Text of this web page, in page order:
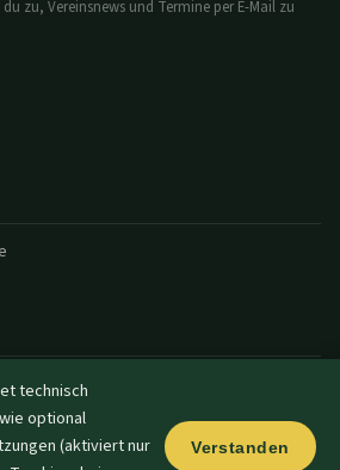
zu, Vereinsnews und Termine per E-Mail zu
— Alle Rechte vorbehalten.
|Impressum Disclaimer|Login
technisch
optional
(aktiviert nur
Verstanden